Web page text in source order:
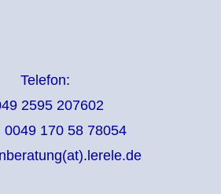
Telefon:
2595 207602
0049 170 58 78054